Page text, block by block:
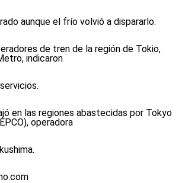
aunque el frío volvió a dispararlo.
de tren de la región de Tokio,
indicaron
en las regiones abastecidas por Tokyo
operadora